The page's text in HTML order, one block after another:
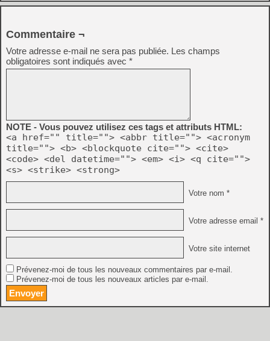
Commentaire ¬
Votre adresse e-mail ne sera pas publiée. Les champs
obligatoires sont indiqués avec *
NOTE - Vous pouvez utilisez ces tags et attributs HTML:
<a href="" title=""> <abbr title=""> <acronym
title=""> <b> <blockquote cite=""> <cite>
<code> <del datetime=""> <em> <i> <q cite="">
<s> <strike> <strong>
Votre nom *
Votre adresse email *
Votre site internet
Prévenez-moi de tous les nouveaux commentaires par e-mail.
Prévenez-moi de tous les nouveaux articles par e-mail.